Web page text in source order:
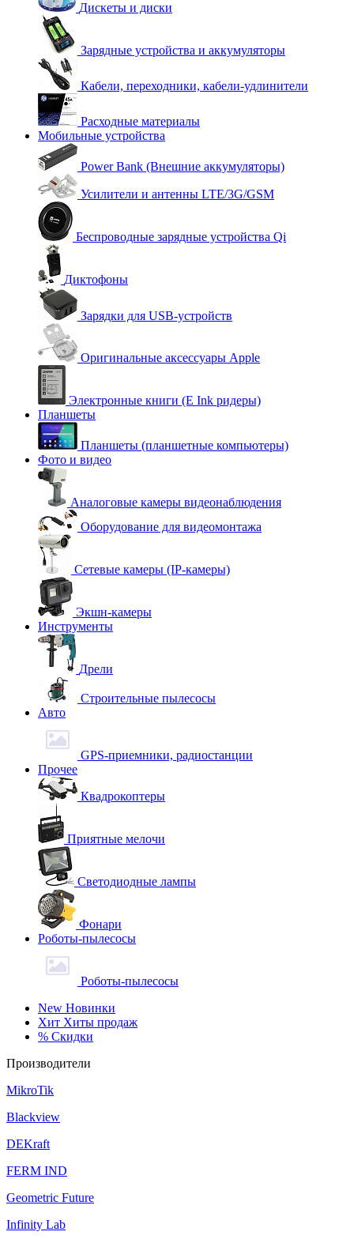
Дискеты и диски
Зарядные устройства и аккумуляторы
Кабели, переходники, кабели-удлинители
Расходные материалы
Мобильные устройства
Power Bank (Внешние аккумуляторы)
Усилители и антенны LTE/3G/GSM
Беспроводные зарядные устройства Qi
Диктофоны
Зарядки для USB-устройств
Оригинальные аксессуары Apple
Электронные книги (E Ink ридеры)
Планшеты
Планшеты (планшетные компьютеры)
Фото и видео
Аналоговые камеры видеонаблюдения
Оборудование для видеомонтажа
Сетевые камеры (IP-камеры)
Экшн-камеры
Инструменты
Дрели
Строительные пылесосы
Авто
GPS-приемники, радиостанции
Прочее
Квадрокоптеры
Приятные мелочи
Светодиодные лампы
Фонари
Роботы-пылесосы
Роботы-пылесосы
New Новинки
Хит Хиты продаж
% Скидки
Производители
MikroTik
Blackview
DEKraft
FERM IND
Geometric Future
Infinity Lab